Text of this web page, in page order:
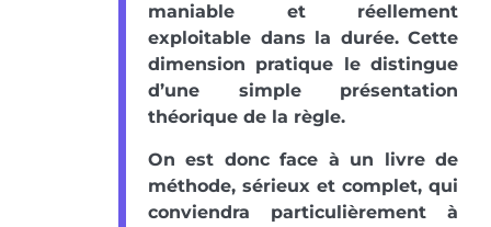
maniable et réellement
exploitable dans la durée. Cette
dimension pratique le distingue
d’une simple présentation
théorique de la règle.
On est donc face à un livre de
méthode, sérieux et complet, qui
conviendra particulièrement à